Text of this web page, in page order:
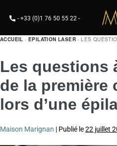
- +33 (0)1 76 50 55 22 -
ACCUEIL -EPILATION LASER -LES
Les questions
de la première
lors d’une
Maison Marignan | Publié le22 juillet